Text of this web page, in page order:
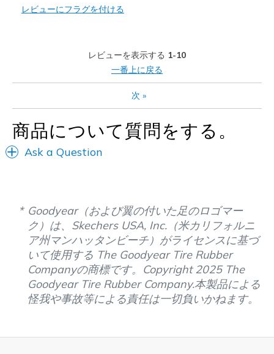
Width
Feels true to width
レビューにフラグを付ける
レビューを表示する 1-10
一番上に戻る
次 »
商品について質問をする。
Ask a Question
Goodyear（および翼の付いた足のロゴマー
ク）は、Skechers USA, Inc.（米カリフォルニ
ア州マンハッタンビーチ）がライセンスに基づ
いて使用する The Goodyear Tire Rubber
Companyの商標です。Copyright 2025 The
Goodyear Tire Rubber Company.本製品による
怪我や事故等による責任は一切負いかねます。